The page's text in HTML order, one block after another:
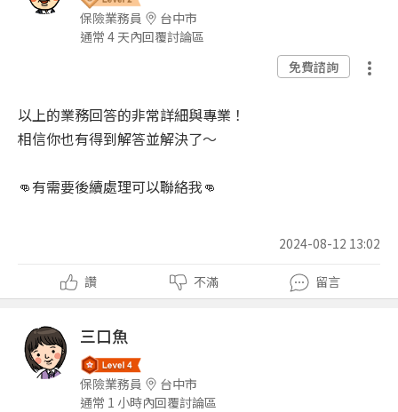
保險業務員
台中市
通常 4 天內回覆討論區
免費諮詢
以上的業務回答的非常詳細與專業！
相信你也有得到解答並解決了～
👊有需要後續處理可以聯絡我👊
2024-08-12 13:02
讚 不滿 留言
三口魚
保險業務員
台中市
通常 1 小時內回覆討論區